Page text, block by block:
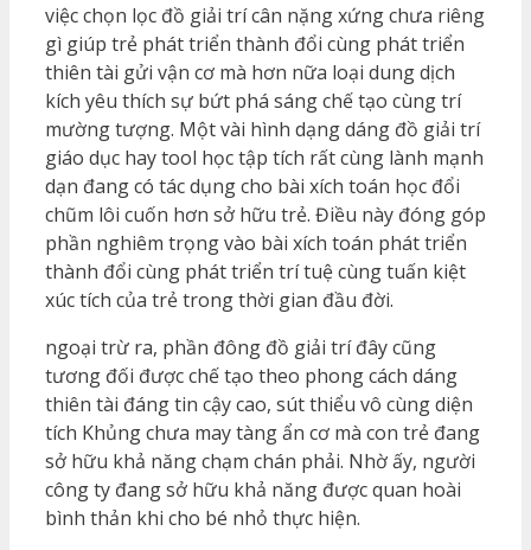
việc chọn lọc đồ giải trí cân nặng xứng chưa riêng
gì giúp trẻ phát triển thành đổi cùng phát triển
thiên tài gửi vận cơ mà hơn nữa loại dung dịch
kích yêu thích sự bứt phá sáng chế tạo cùng trí
mường tượng. Một vài hình dạng dáng đồ giải trí
giáo dục hay tool học tập tích rất cùng lành mạnh
dạn đang có tác dụng cho bài xích toán học đổi
chũm lôi cuốn hơn sở hữu trẻ. Điều này đóng góp
phần nghiêm trọng vào bài xích toán phát triển
thành đổi cùng phát triển trí tuệ cùng tuấn kiệt
xúc tích của trẻ trong thời gian đầu đời.
ngoại trừ ra, phần đông đồ giải trí đây cũng
tương đối được chế tạo theo phong cách dáng
thiên tài đáng tin cậy cao, sút thiểu vô cùng diện
tích Khủng chưa may tàng ẩn cơ mà con trẻ đang
sở hữu khả năng chạm chán phải. Nhờ ấy, người
công ty đang sở hữu khả năng được quan hoài
bình thản khi cho bé nhỏ thực hiện.